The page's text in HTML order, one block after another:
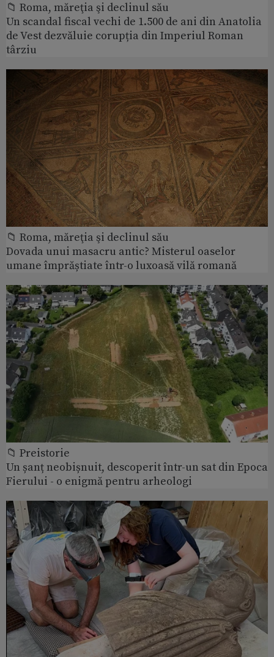
📁 Roma, măreţia şi declinul său
Un scandal fiscal vechi de 1.500 de ani din Anatolia
de Vest dezvăluie corupția din Imperiul Roman
târziu
📁 Roma, măreţia şi declinul său
Dovada unui masacru antic? Misterul oaselor
umane împrăștiate într-o luxoasă vilă romană
📁 Preistorie
Un șanț neobișnuit, descoperit într-un sat din Epoca
Fierului - o enigmă pentru arheologi